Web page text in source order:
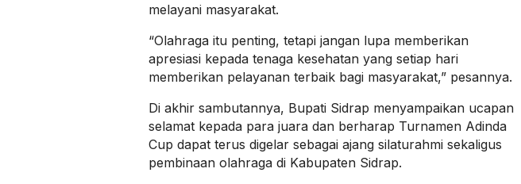
melayani masyarakat.
“Olahraga itu penting, tetapi jangan lupa memberikan
apresiasi kepada tenaga kesehatan yang setiap hari
memberikan pelayanan terbaik bagi masyarakat,” pesannya.
Di akhir sambutannya, Bupati Sidrap menyampaikan ucapan
selamat kepada para juara dan berharap Turnamen Adinda
Cup dapat terus digelar sebagai ajang silaturahmi sekaligus
pembinaan olahraga di Kabupaten Sidrap.